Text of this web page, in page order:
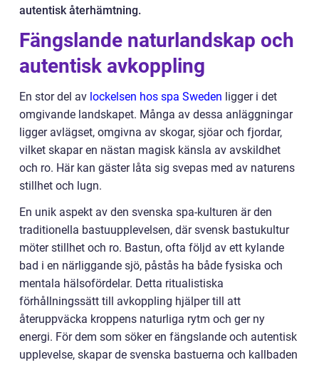
autentisk återhämtning.
Fängslande naturlandskap och
autentisk avkoppling
En stor del av lockelsen hos spa Sweden ligger i det
omgivande landskapet. Många av dessa anläggningar
ligger avlägset, omgivna av skogar, sjöar och fjordar,
vilket skapar en nästan magisk känsla av avskildhet
och ro. Här kan gäster låta sig svepas med av naturens
stillhet och lugn.
En unik aspekt av den svenska spa-kulturen är den
traditionella bastuupplevelsen, där svensk bastukultur
möter stillhet och ro. Bastun, ofta följd av ett kylande
bad i en närliggande sjö, påstås ha både fysiska och
mentala hälsofördelar. Detta ritualistiska
förhållningssätt till avkoppling hjälper till att
återuppväcka kroppens naturliga rytm och ger ny
energi. För dem som söker en fängslande och autentisk
upplevelse, skapar de svenska bastuerna och kallbaden